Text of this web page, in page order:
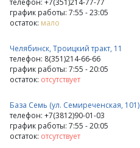
телефон: +7(351)214-77-77
график работы: 7:55 - 23:05
остаток: мало
Челябинск, Троицкий тракт, 11
телефон: 8(351)214-66-66
график работы: 7:55 - 20:05
остаток: отсутствует
База Семь (ул. Семиреченская, 101)
телефон: +7(3812)90-01-03
график работы: 7:55 - 20:05
остаток: отсутствует